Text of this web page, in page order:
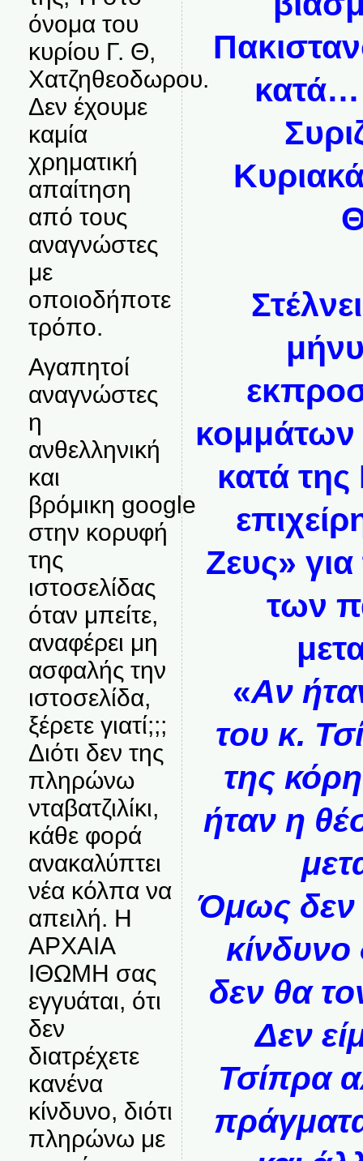
όνομα του
κυρίου Γ. Θ,
Χατζηθεοδωρου.
Δεν έχουμε
καμία
χρηματική
απαίτηση
από τους
αναγνώστες
με
οποιοδήποτε
τρόπο.
Αγαπητοί
αναγνώστες
η
ανθελληνική
και
βρόμικη google
στην κορυφή
της
ιστοσελίδας
όταν μπείτε,
αναφέρει μη
ασφαλής την
ιστοσελίδα,
ξέρετε γιατί;;;
Διότι δεν της
πληρώνω
νταβατζιλίκι,
κάθε φορά
ανακαλύπτει
νέα κόλπα να
απειλή. Η
ΑΡΧΑΙΑ
ΙΘΩΜΗ σας
εγγυάται, ότι
δεν
διατρέχετε
κανένα
κίνδυνο, διότι
πληρώνω με
κατά…
κομμάτων
κατά
Ζευς»
των
«Αν
του κ.
της
ήταν η
Όμως δεν
κίνδυνο
δεν θα
Δεν
Τσίπρα